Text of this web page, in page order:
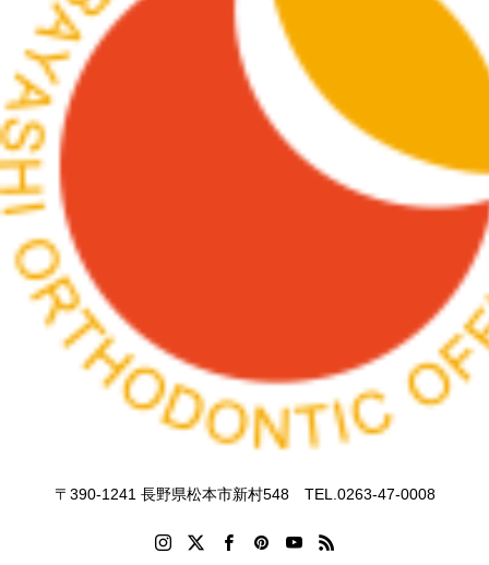
〒390-1241 長野県松本市新村548 TEL.0263-47-0008